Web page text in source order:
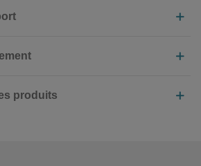
produits